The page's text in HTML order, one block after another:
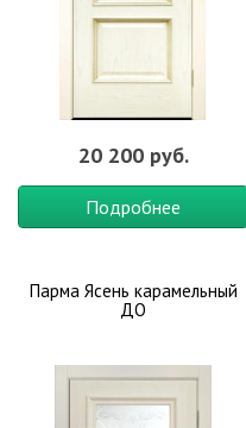
20 200 руб.
Подробнее
Парма Ясень карамельный
ДО